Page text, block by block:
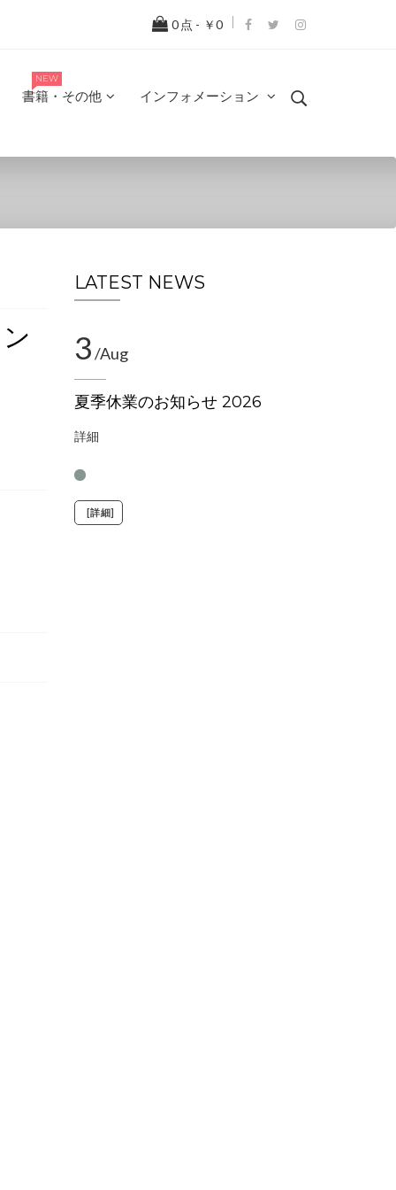
0 点 - ￥0
書籍・その他
NEW
インフォメーション
LATEST NEWS
3/Aug
夏季休業のお知らせ 2026
詳細
[詳細]